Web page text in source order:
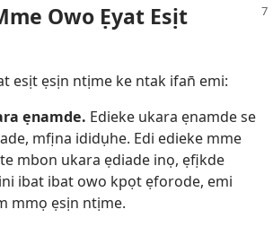
Owo Ẹyat Esịt
esịt ẹsịn ntịme ke ntak ifan̄ emi:
ẹnamde. Edieke ukara ẹnamde se
mfịna ididụhe. Edi edieke mme
mbon ukara ẹdiade inọ, ẹfịkde
ibat ibat owo kpọt ẹforode, emi
mmọ ẹsịn ntịme.